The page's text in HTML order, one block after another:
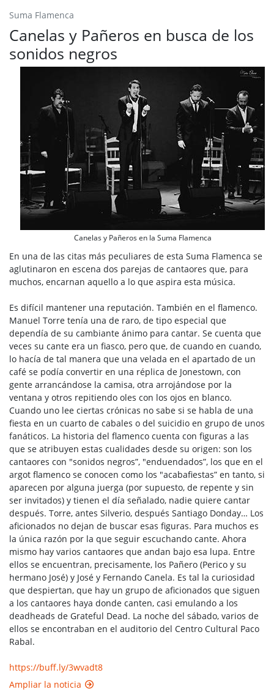
Suma Flamenca
Canelas y Pañeros en busca de los
sonidos negros
Canelas y Pañeros en la Suma Flamenca
En una de las citas más peculiares de esta Suma Flamenca se
aglutinaron en escena dos parejas de cantaores que, para
muchos, encarnan aquello a lo que aspira esta música.
Es difícil mantener una reputación. También en el flamenco.
Manuel Torre tenía una de raro, de tipo especial que
dependía de su cambiante ánimo para cantar. Se cuenta que
veces su cante era un fiasco, pero que, de cuando en cuando,
lo hacía de tal manera que una velada en el apartado de un
café se podía convertir en una réplica de Jonestown, con
gente arrancándose la camisa, otra arrojándose por la
ventana y otros repitiendo oles con los ojos en blanco.
Cuando uno lee ciertas crónicas no sabe si se habla de una
fiesta en un cuarto de cabales o del suicidio en grupo de unos
fanáticos. La historia del flamenco cuenta con figuras a las
que se atribuyen estas cualidades desde su origen: son los
cantaores con "sonidos negros”, "enduendados”, los que en el
argot flamenco se conocen como los "acabafiestas” en tanto, si
aparecen por alguna juerga (por supuesto, de repente y sin
ser invitados) y tienen el día señalado, nadie quiere cantar
después. Torre, antes Silverio, después Santiago Donday… Los
aficionados no dejan de buscar esas figuras. Para muchos es
la única razón por la que seguir escuchando cante. Ahora
mismo hay varios cantaores que andan bajo esa lupa. Entre
ellos se encuentran, precisamente, los Pañero (Perico y su
hermano José) y José y Fernando Canela. Es tal la curiosidad
que despiertan, que hay un grupo de aficionados que siguen
a los cantaores haya donde canten, casi emulando a los
deadheads de Grateful Dead. La noche del sábado, varios de
ellos se encontraban en el auditorio del Centro Cultural Paco
Rabal.
https://buff.ly/3wvadt8
Ampliar la noticia